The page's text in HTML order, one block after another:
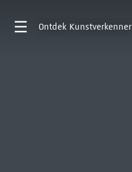
Ontdek Kunstverkenner